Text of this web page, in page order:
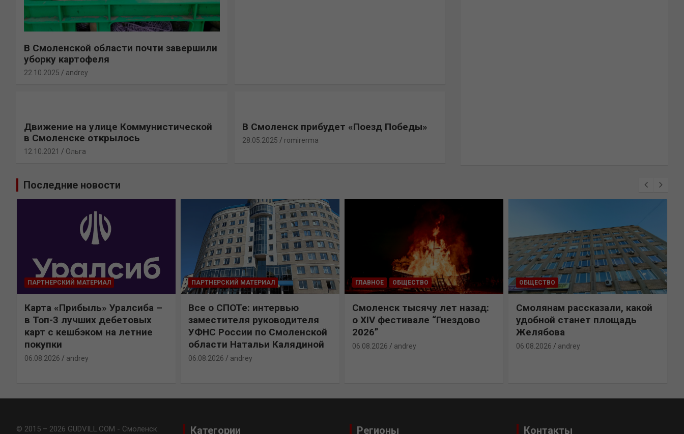
В Смоленской области почти завершили
уборку картофеля
22.10.2025 andrey
Движение на улице Коммунистической
в Смоленске открылось
12.10.2021 Ольга
В Смоленск прибудет «Поезд Победы»
28.05.2025 romirerma
Последние новости
ПАРТНЕРСКИЙ МАТЕРИАЛ
Карта «Прибыль» Уралсиба –
в Топ-3 лучших дебетовых
карт с кешбэком на летние
покупки
06.08.2026 andrey
ПАРТНЕРСКИЙ МАТЕРИАЛ
Все о СПОТе: интервью
заместителя руководителя
УФНС России по Смоленской
области Натальи Калядиной
06.08.2026 andrey
ГЛАВНОЕ ОБЩЕСТВО
Смоленск тысячу лет назад:
о XIV фестивале “Гнездово
2026”
06.08.2026 andrey
ОБЩЕСТВО
Смолянам рассказали, какой
удобной станет площадь
Желябова
06.08.2026 andrey
© 2015 – 2026 GUDVILL.COM - Смоленск. Категории Регионы Контакты